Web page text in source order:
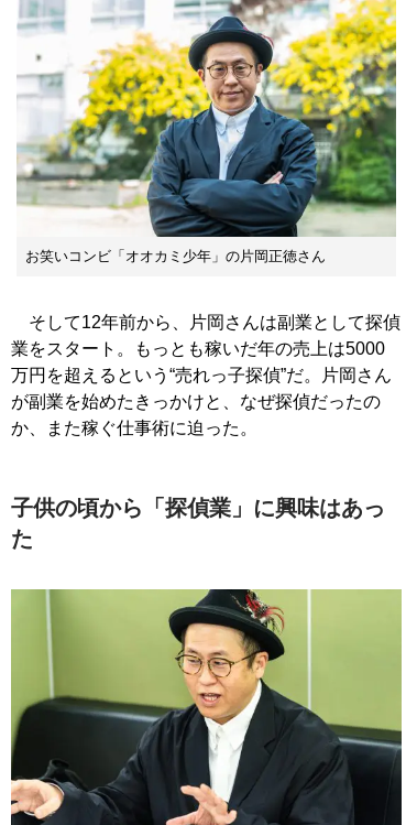
お笑いコンビ「オオカミ少年」の片岡正徳さん
そして12年前から、片岡さんは副業として探偵
業をスタート。もっとも稼いだ年の売上は5000
万円を超えるという“売れっ子探偵”だ。片岡さん
が副業を始めたきっかけと、なぜ探偵だったの
か、また稼ぐ仕事術に迫った。
子供の頃から「探偵業」に興味はあっ
た